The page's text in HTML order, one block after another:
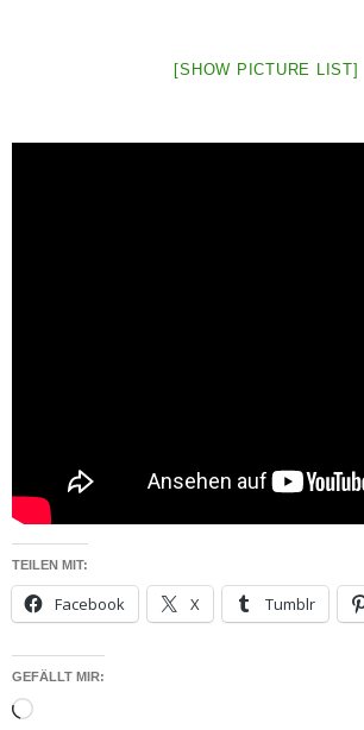
[SHOW PICTURE LIST]
TEILEN MIT:
Facebook X Tumblr
GEFÄLLT MIR:
Wird